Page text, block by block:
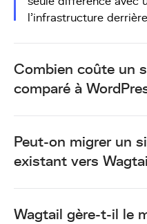
l'infrastructure
Combien coûte un
comparé à
Peut-on migrer un
existant vers
Wagtail gère-t-il le